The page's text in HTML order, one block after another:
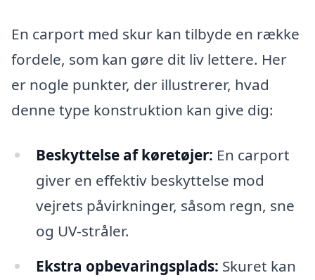
En carport med skur kan tilbyde en række
fordele, som kan gøre dit liv lettere. Her
er nogle punkter, der illustrerer, hvad
denne type konstruktion kan give dig:
Beskyttelse af køretøjer: En carport
giver en effektiv beskyttelse mod
vejrets påvirkninger, såsom regn, sne
og UV-stråler.
Ekstra opbevaringsplads: Skuret kan